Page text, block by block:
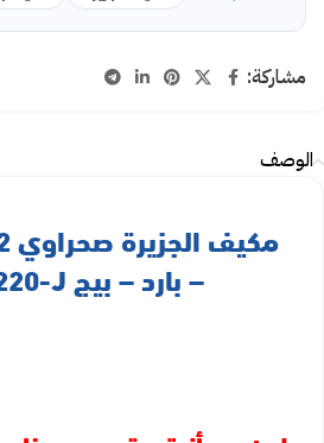
مشاركة:
الوصف
– بارد – بيج JAZ12220-J